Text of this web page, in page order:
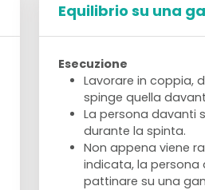
Equilibrio su una
Esecuzione
Lavorare in coppia,
spinge quella
La persona davanti
durante la spinta.
Non appena viene
indicata, la
pattinare su una